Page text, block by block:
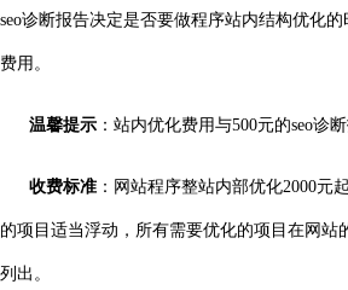
seo诊断报告决定是否要做程序站内结构优化
费用。
温馨提示 ：站内优化费用与500元的seo诊
收费标准 ：网站程序整站内部优化2000元
的项目适当浮动，所有需要优化的项目在网站
列出。